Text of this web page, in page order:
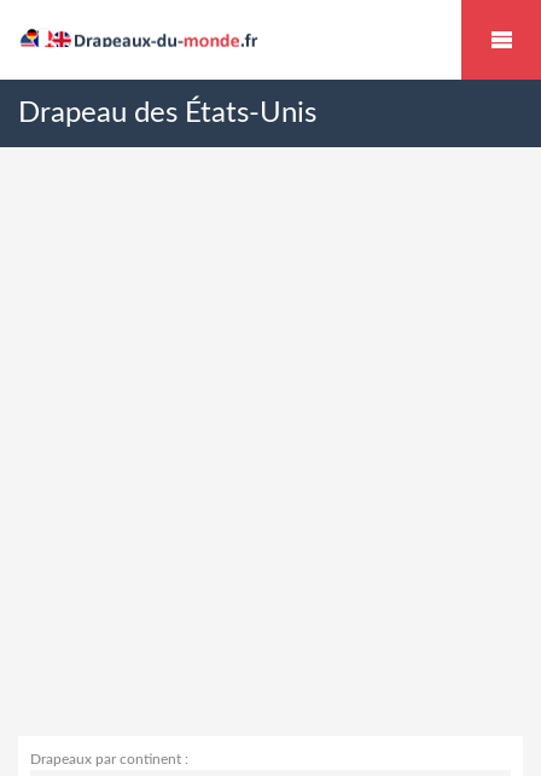
Drapeau des États-Unis
Drapeaux par continent :